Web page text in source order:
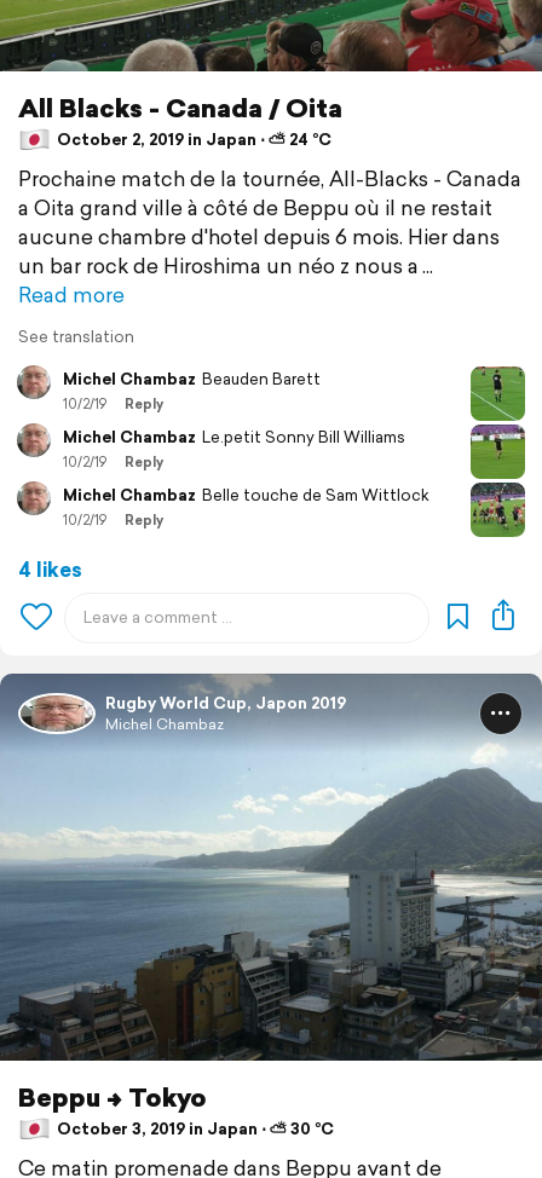
All Blacks - Canada / Oita
October 2, 2019 in Japan ⋅ ⛅ 24 °C
Prochaine match de la tournée, All-Blacks - Canada
a Oita grand ville à côté de Beppu où il ne restait
aucune chambre d'hotel depuis 6 mois. Hier dans
un bar rock de Hiroshima un néo z nous a
Read more
See translation
Michel Chambaz Beauden Barett
10/2/19 Reply
Michel Chambaz Le.petit Sonny Bill Williams
10/2/19 Reply
Michel Chambaz Belle touche de Sam Wittlock
10/2/19 Reply
4 likes
Rugby World Cup, Japon 2019
Michel Chambaz
Beppu -> Tokyo
October 3, 2019 in Japan ⋅ ⛅ 30 °C
Ce matin promenade dans Beppu avant de